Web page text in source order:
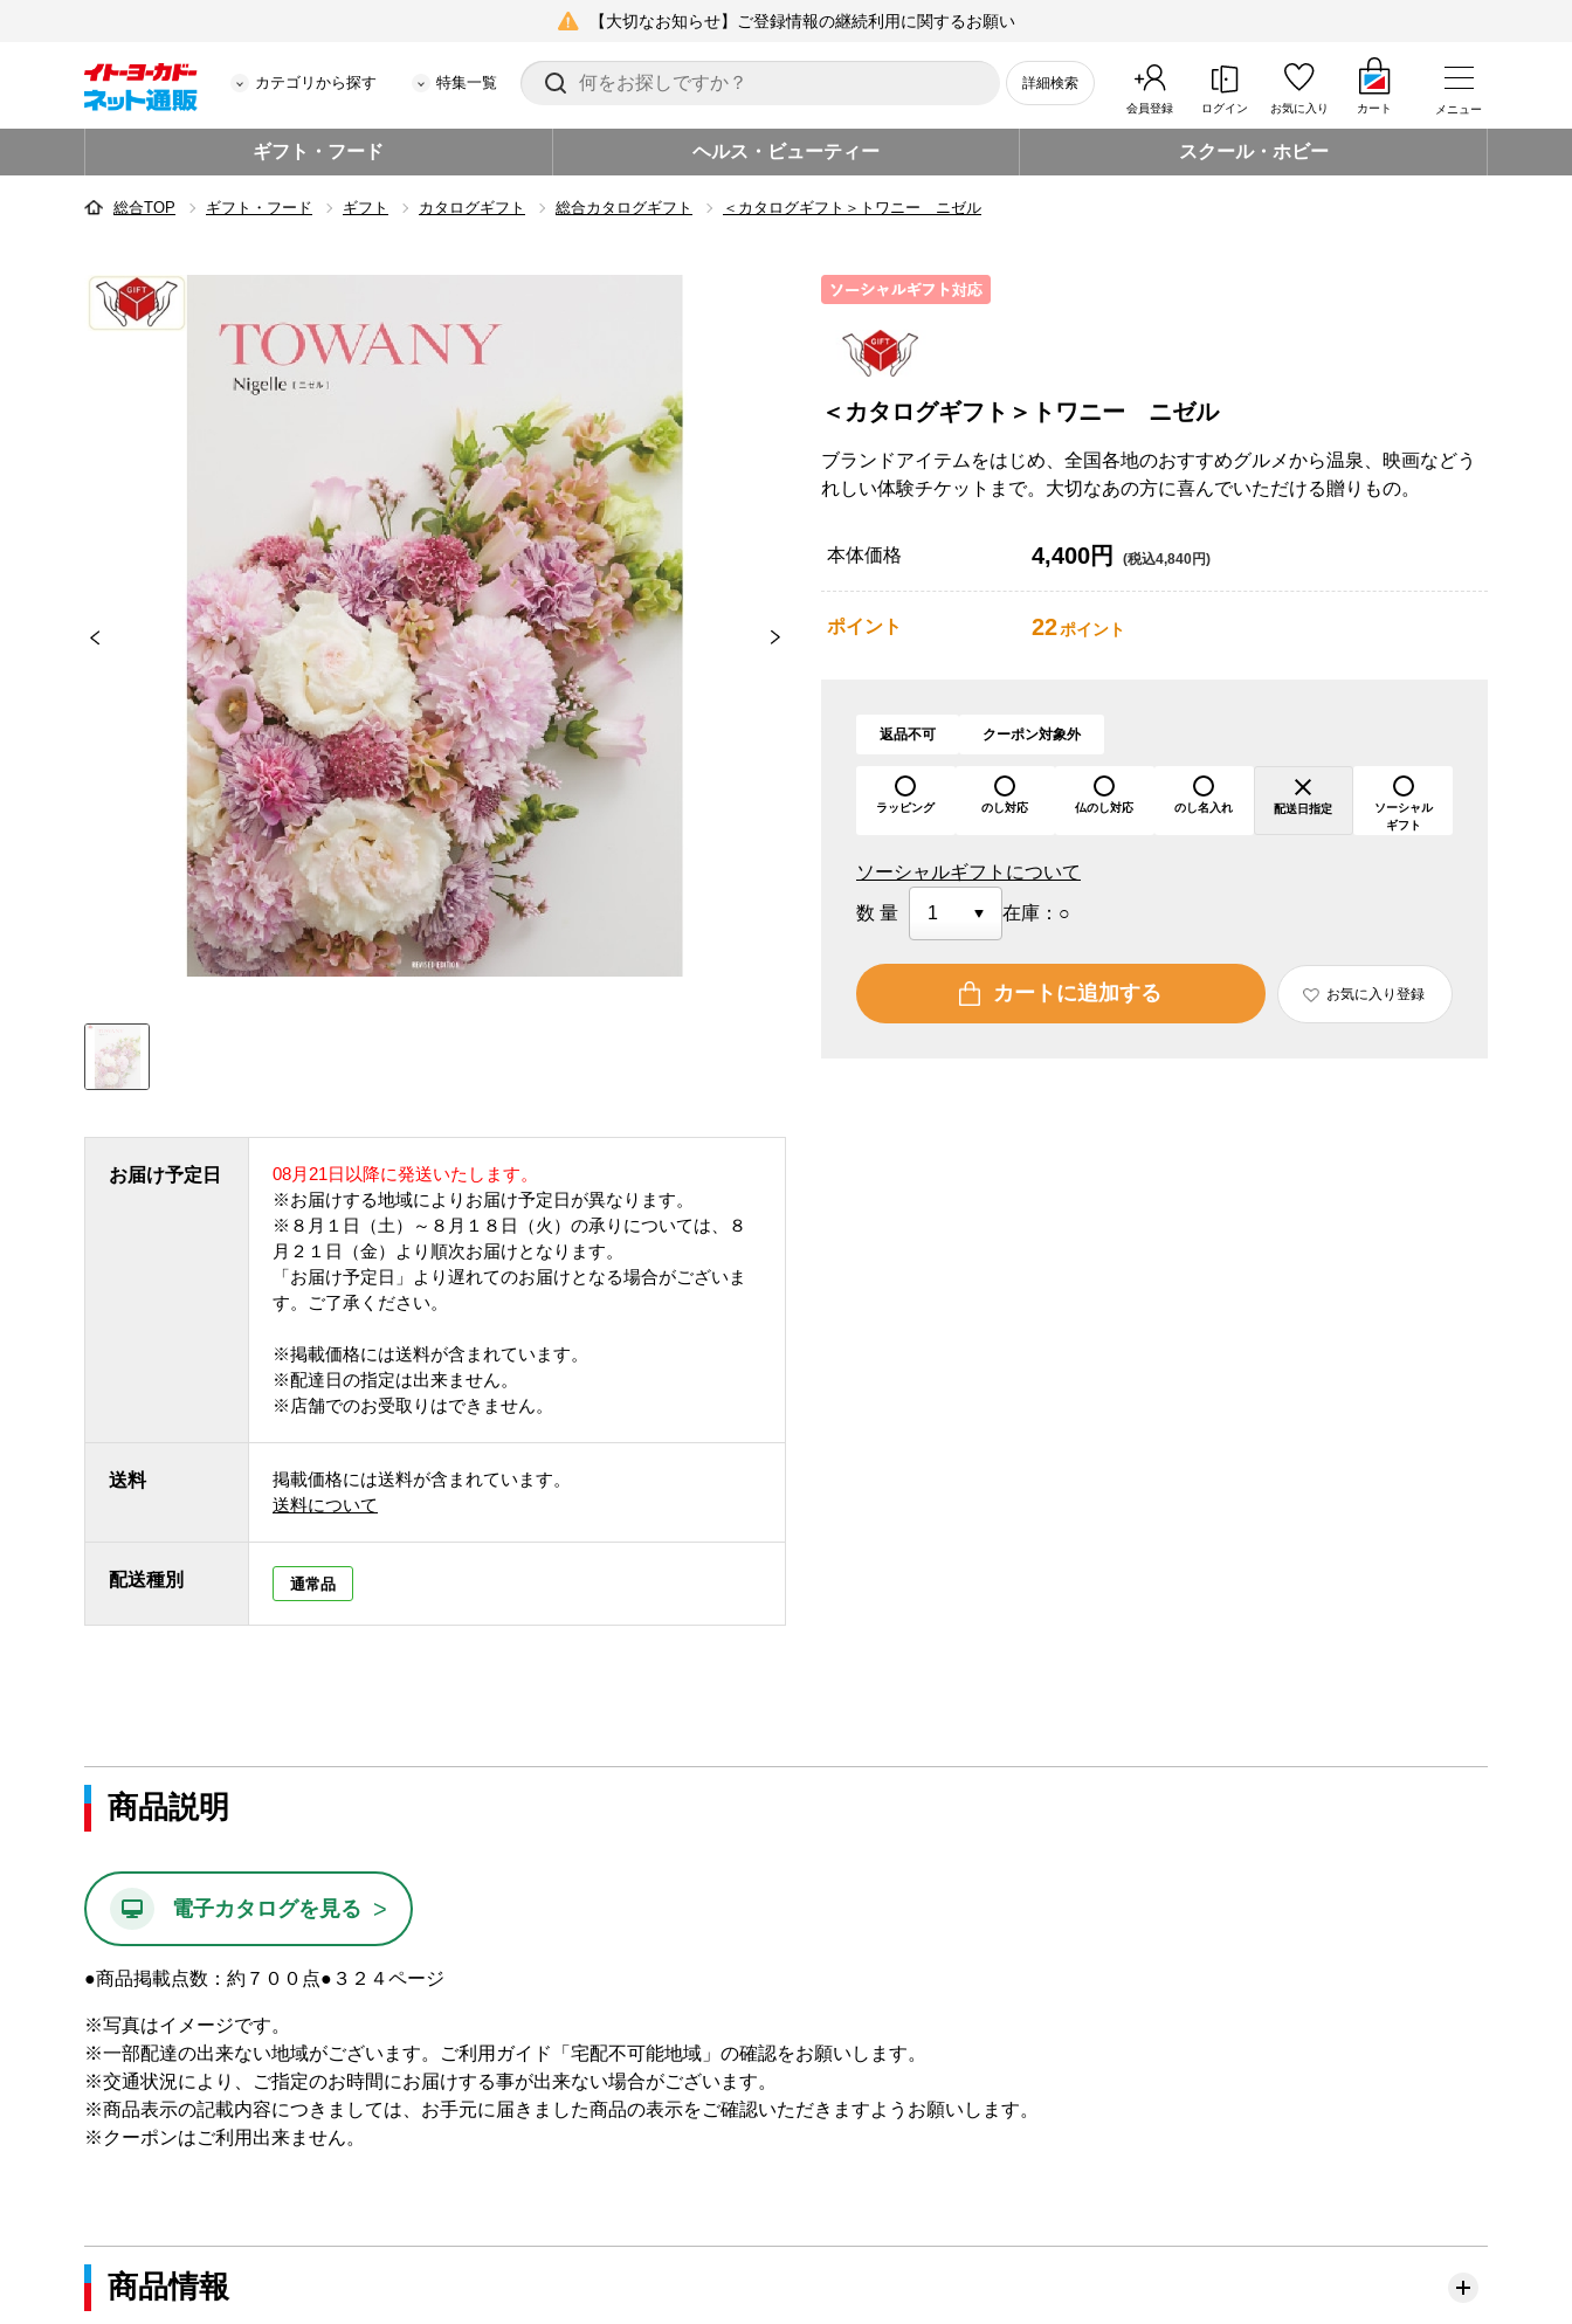
【大切なお知らせ】ご登録情報の継続利用に関するお願い
カテゴリから探す 特集一覧 詳細検索
会員登録 ログイン お気に入り カート メニュー
ギフト・フード ヘルス・ビューティー スクール・ホビー
総合TOP ギフト・フード ギフト カタログギフト 総合カタログギフト ＜カタログギフト＞トワニー ニゼル
お届け予定日
08月21日以降に発送いたします。
※お届けする地域によりお届け予定日が異なります。
※８月１日（土）～８月１８日（火）の承りについては、８
月２１日（金）より順次お届けとなります。
「お届け予定日」より遅れてのお届けとなる場合がございま
す。ご了承ください。
※掲載価格には送料が含まれています。
※配達日の指定は出来ません。
※店舗でのお受取りはできません。
送料
掲載価格には送料が含まれています。
送料について
配送種別 通常品
＜カタログギフト＞トワニー ニゼル
ブランドアイテムをはじめ、全国各地のおすすめグルメから温泉、映画などう
れしい体験チケットまで。大切なあの方に喜んでいただける贈りもの。
本体価格 4,400円 (税込4,840円)
ポイント 22ポイント
返品不可 クーポン対象外
ラッピング のし対応 仏のし対応 のし名入れ 配送日指定
ソーシャル
ギフト
ソーシャルギフトについて
数量 在庫： ○
カートに追加する お気に入り登録
商品説明
電子カタログを見る >
●商品掲載点数：約７００点●３２４ページ
※写真はイメージです。
※一部配達の出来ない地域がございます。ご利用ガイド「宅配不可能地域」の確認をお願いします。
※交通状況により、ご指定のお時間にお届けする事が出来ない場合がございます。
※商品表示の記載内容につきましては、お手元に届きました商品の表示をご確認いただきますようお願いします。
※クーポンはご利用出来ません。
商品情報